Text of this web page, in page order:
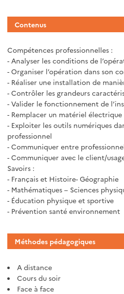
Contenus
Compétences professionnelles :
- Analyser les conditions de
- Organiser l’opération dans son
- Réaliser une installation de
- Contrôler les grandeurs
- Valider le fonctionnement de
- Remplacer un matériel électrique
- Exploiter les outils numériques
professionnel
- Communiquer entre
- Communiquer avec le client/
Savoirs :
- Français et Histoire- Géographie
- Mathématiques – Sciences
- Éducation physique et sportive
- Prévention santé environnement
Méthodes pédagogiques
A distance
Cours du soir
Face à face